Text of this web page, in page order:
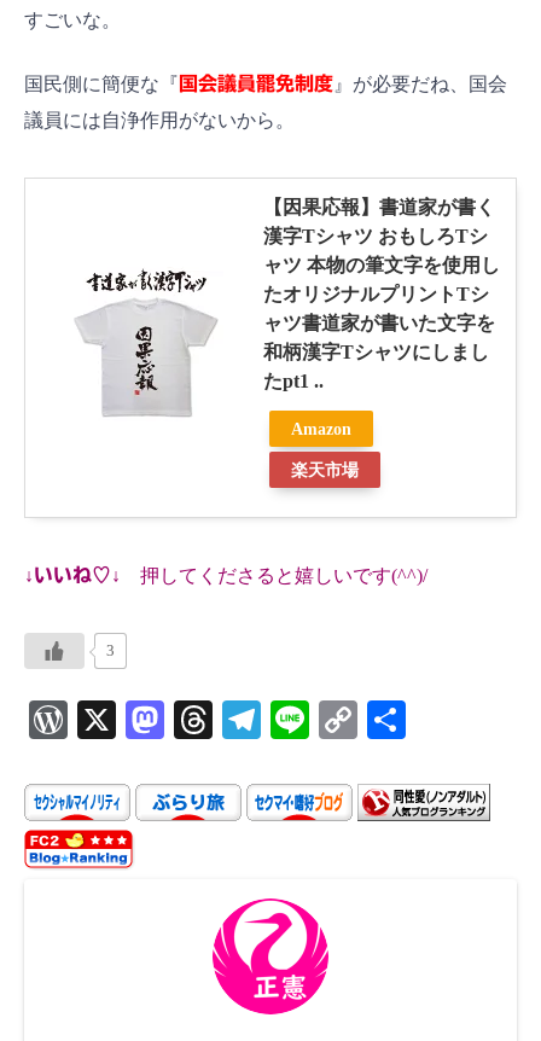
すごいな。
国民側に簡便な『 国会議員罷免制度 』が必要だね、国会
議員には自浄作用がないから。
【因果応報】書道家が書く
漢字Tシャツ おもしろTシ
ャツ 本物の筆文字を使用し
たオリジナルプリントTシ
ャツ書道家が書いた文字を
和柄漢字Tシャツにしまし
たpt1 ..
Amazon
楽天市場
↓いいね♡↓ 押してくださると嬉しいです(^^)/
3
W
d
P
re
X
M
to
d
T
ea
ds
Te
gr
a
Li
C
p
y